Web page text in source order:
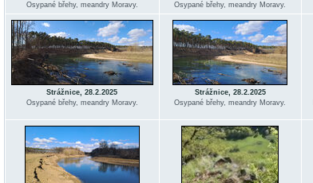
Osypané břehy, meandry Moravy.
Osypané břehy, meandry Moravy.
Strážnice, 28.2.2025
Osypané břehy, meandry Moravy.
Strážnice, 28.2.2025
Osypané břehy, meandry Moravy.